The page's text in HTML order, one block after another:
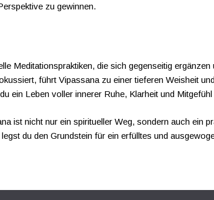
zu gewinnen.
Meditationspraktiken, die sich gegenseitig
führt Vipassana zu einer tieferen Weisheit
ein Leben voller innerer Ruhe, Klarheit und
ist nicht nur ein spiritueller Weg, sondern auch ein
du den Grundstein für ein erfülltes und